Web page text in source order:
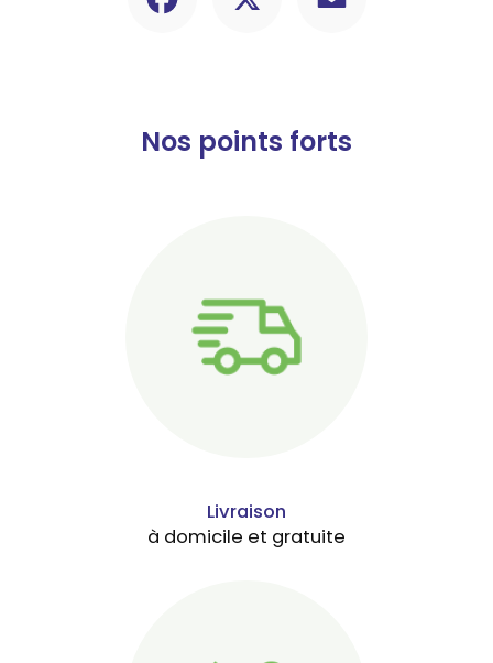
Nos points forts
Livraison
à domicile et gratuite